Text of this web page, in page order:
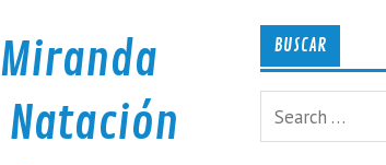
BUSCAR